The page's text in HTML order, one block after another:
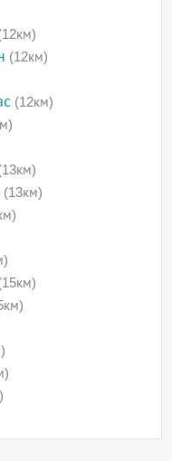
(12км)
(12км)
(13км)